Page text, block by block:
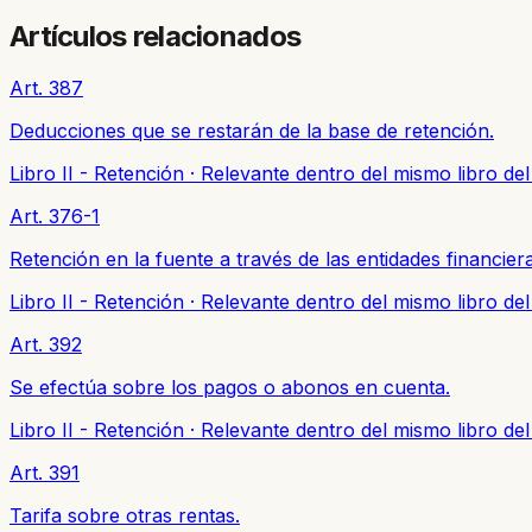
Artículos relacionados
Art. 387
Deducciones que se restarán de la base de retención.
Libro II - Retención · Relevante dentro del mismo libro
Art. 376-1
Retención en la fuente a través de las entidades
Libro II - Retención · Relevante dentro del mismo libro
Art. 392
Se efectúa sobre los pagos o abonos en cuenta.
Libro II - Retención · Relevante dentro del mismo libro
Art. 391
Tarifa sobre otras rentas.